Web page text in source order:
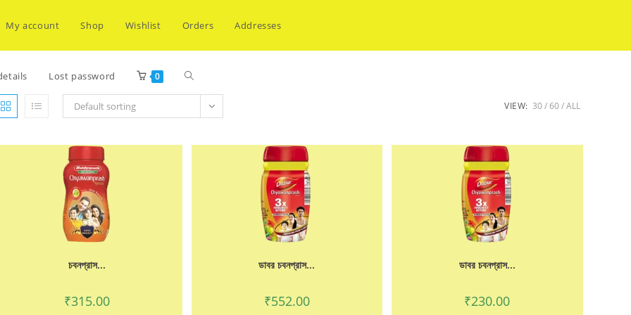
My account Shop Wishlist Orders Addresses
Lost password 0 Toggle
Default sorting VIEW: 30 60 ALL
চবনপ্রাস...
₹315.00
ডাবর চবনপ্রাস...
₹552.00
ডাবর চবনপ্রাস...
₹230.00